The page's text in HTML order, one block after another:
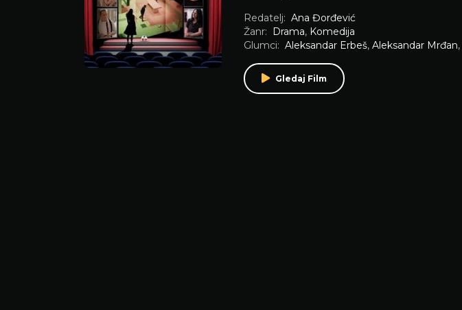
Redatelj: Ana Đorđević
Žanr:
Drama, Komedija
Glumci: Aleksandar Erbeš, Aleksandar Mrđan,
Gledaj Film